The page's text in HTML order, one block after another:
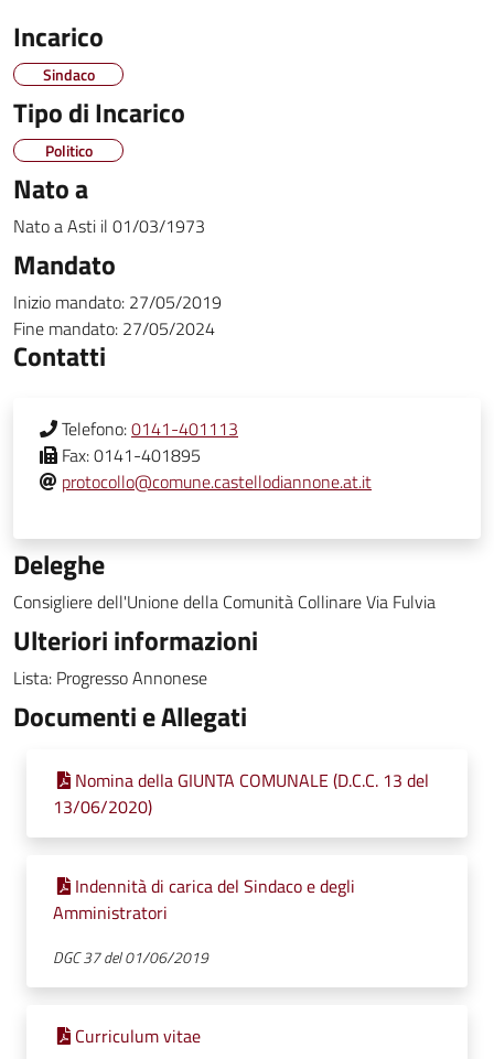
Incarico
Sindaco
Tipo di Incarico
Politico
Nato a
Nato aAsti il 01/03/1973
Mandato
Inizio mandato: 27/05/2019
Fine mandato: 27/05/2024
Contatti
Telefono:0141-401113
Fax:0141-401895
protocollo@comune.castellodiannone.at.it
Deleghe
Consigliere dell'Unione della Comunità Collinare Via Fulvia
Ulteriori informazioni
Lista: Progresso Annonese
Documenti e Allegati
Nomina della GIUNTA COMUNALE (D.C.C. 13 del
13/06/2020)
Indennità di carica del Sindaco e degli
Amministratori
DGC 37 del 01/06/2019
Curriculum vitae